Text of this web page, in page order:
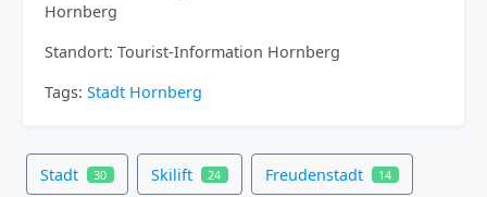
Hornberg
Standort: Tourist-Information Hornberg
Tags: Stadt Hornberg
Stadt 30 Skilift 24 Freudenstadt 14